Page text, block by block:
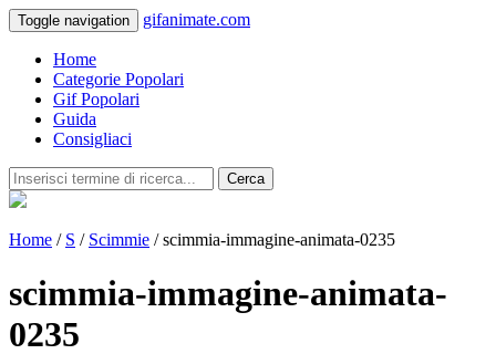
Toggle navigation gifanimate.com
Home
Categorie Popolari
Gif Popolari
Guida
Consigliaci
Cerca
Home / S / Scimmie / scimmia-immagine-animata-0235
scimmia-immagine-animata-
0235